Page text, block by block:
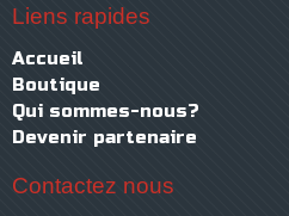
Liens rapides
Accueil
Boutique
Qui sommes-nous?
Devenir partenaire
Contactez nous